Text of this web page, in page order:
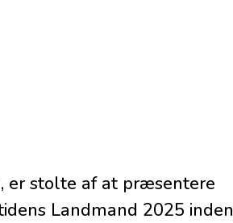
er stolte af at præsentere
Landmand 2025 inden